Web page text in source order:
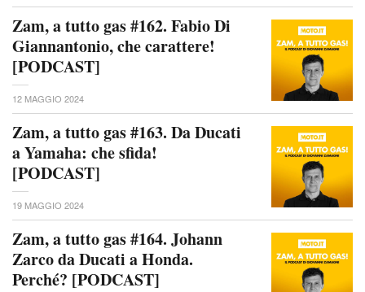
Zam, a tutto gas #162. Fabio Di
Giannantonio, che carattere!
[PODCAST]
12 MAGGIO 2024
Zam, a tutto gas #163. Da Ducati
a Yamaha: che sfida!
[PODCAST]
19 MAGGIO 2024
Zam, a tutto gas #164. Johann
Zarco da Ducati a Honda.
Perché? [PODCAST]